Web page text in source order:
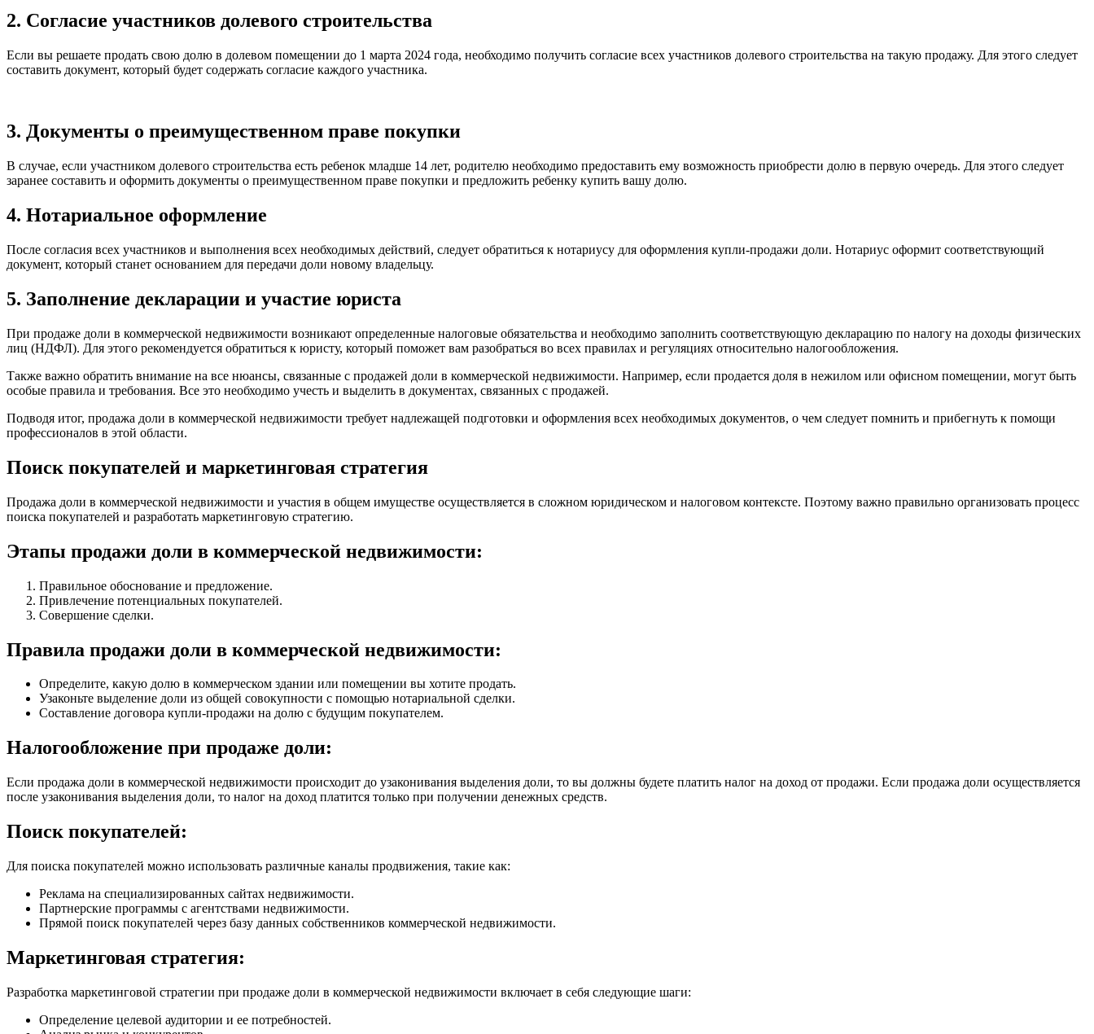
2. Согласие участников долевого строительства
Если вы решаете продать свою долю в долевом помещении до 1 марта 2024 года, необходимо получить согласие всех участников долевого строительства на такую продажу. Для этого следует
составить документ, который будет содержать согласие каждого участника.
3. Документы о преимущественном праве покупки
В случае, если участником долевого строительства есть ребенок младше 14 лет, родителю необходимо предоставить ему возможность приобрести долю в первую очередь. Для этого следует
заранее составить и оформить документы о преимущественном праве покупки и предложить ребенку купить вашу долю.
4. Нотариальное оформление
После согласия всех участников и выполнения всех необходимых действий, следует обратиться к нотариусу для оформления купли-продажи доли. Нотариус оформит соответствующий
документ, который станет основанием для передачи доли новому владельцу.
5. Заполнение декларации и участие юриста
При продаже доли в коммерческой недвижимости возникают определенные налоговые обязательства и необходимо заполнить соответствующую декларацию по налогу на доходы физических
лиц (НДФЛ). Для этого рекомендуется обратиться к юристу, который поможет вам разобраться во всех правилах и регуляциях относительно налогообложения.
Также важно обратить внимание на все нюансы, связанные с продажей доли в коммерческой недвижимости. Например, если продается доля в нежилом или офисном помещении, могут быть
особые правила и требования. Все это необходимо учесть и выделить в документах, связанных с продажей.
Подводя итог, продажа доли в коммерческой недвижимости требует надлежащей подготовки и оформления всех необходимых документов, о чем следует помнить и прибегнуть к помощи
профессионалов в этой области.
Поиск покупателей и маркетинговая стратегия
Продажа доли в коммерческой недвижимости и участия в общем имуществе осуществляется в сложном юридическом и налоговом контексте. Поэтому важно правильно организовать процесс
поиска покупателей и разработать маркетинговую стратегию.
Этапы продажи доли в коммерческой недвижимости:
Правильное обоснование и предложение.
Привлечение потенциальных покупателей.
Совершение сделки.
Правила продажи доли в коммерческой недвижимости:
Определите, какую долю в коммерческом здании или помещении вы хотите продать.
Узаконьте выделение доли из общей совокупности с помощью нотариальной сделки.
Составление договора купли-продажи на долю с будущим покупателем.
Налогообложение при продаже доли:
Если продажа доли в коммерческой недвижимости происходит до узаконивания выделения доли, то вы должны будете платить налог на доход от продажи. Если продажа доли осуществляется
после узаконивания выделения доли, то налог на доход платится только при получении денежных средств.
Поиск покупателей:
Для поиска покупателей можно использовать различные каналы продвижения, такие как:
Реклама на специализированных сайтах недвижимости.
Партнерские программы с агентствами недвижимости.
Прямой поиск покупателей через базу данных собственников коммерческой недвижимости.
Маркетинговая стратегия:
Разработка маркетинговой стратегии при продаже доли в коммерческой недвижимости включает в себя следующие шаги:
Определение целевой аудитории и ее потребностей.